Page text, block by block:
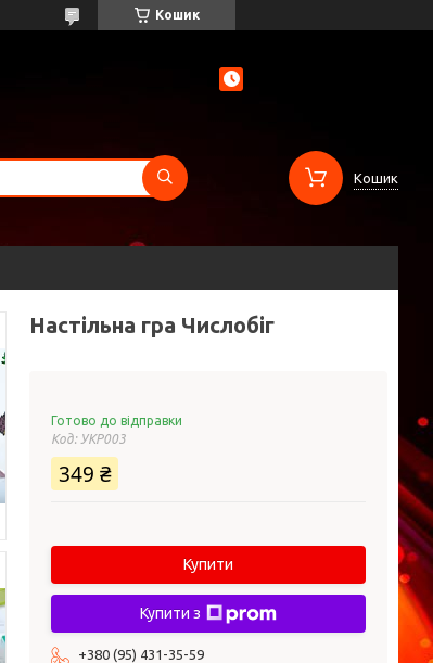
Кошик
Кошик
Настільна гра Числобіг
Готово до відправки
Код: УКР003
349 ₴
Купити
Купити з
+380 (95) 431-35-59